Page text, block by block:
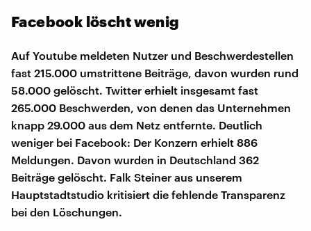
Facebook löscht wenig
Auf Youtube meldeten Nutzer und Beschwerdestellen
fast 215.000 umstrittene Beiträge, davon wurden rund
58.000 gelöscht. Twitter erhielt insgesamt fast
265.000 Beschwerden, von denen das Unternehmen
knapp 29.000 aus dem Netz entfernte. Deutlich
weniger bei Facebook: Der Konzern erhielt 886
Meldungen. Davon wurden in Deutschland 362
Beiträge gelöscht. Falk Steiner aus unserem
Hauptstadtstudio kritisiert die fehlende Transparenz
bei den Löschungen.